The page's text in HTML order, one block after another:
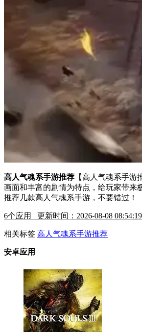
高人气魂系手游推荐 【高人气魂系手
画面和丰富的剧情为特点，给玩家带来
推荐几款高人气魂系手游，不要错过！
6个应用 更新时间：2026-08-08 08:54:19
相关标签 高人气魂系手游推荐
安卓应用